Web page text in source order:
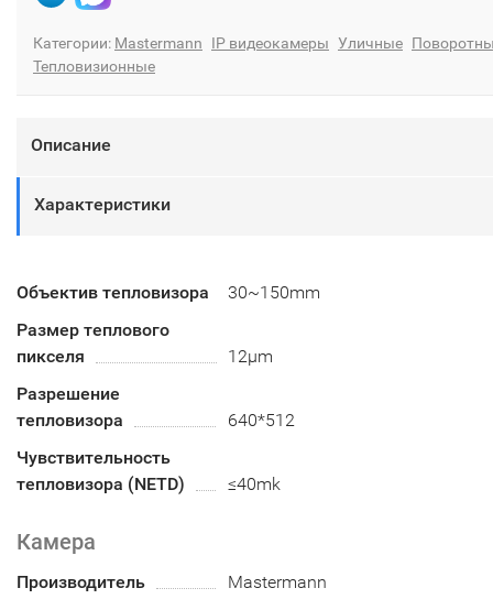
Категории: Mastermann IP видеокамеры Уличные
Тепловизионные
Описание
Характеристики
Объектив тепловизора
30~150mm
Размер теплового
пикселя
12μm
Разрешение
тепловизора
640*512
Чувствительность
тепловизора (NETD)
≤40mk
Камера
Производитель
Mastermann